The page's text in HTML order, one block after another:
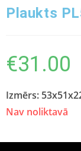
Plaukts
€31.00
Izmērs:
Nav noliktavā